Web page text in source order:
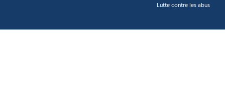
Lutte contre les abus